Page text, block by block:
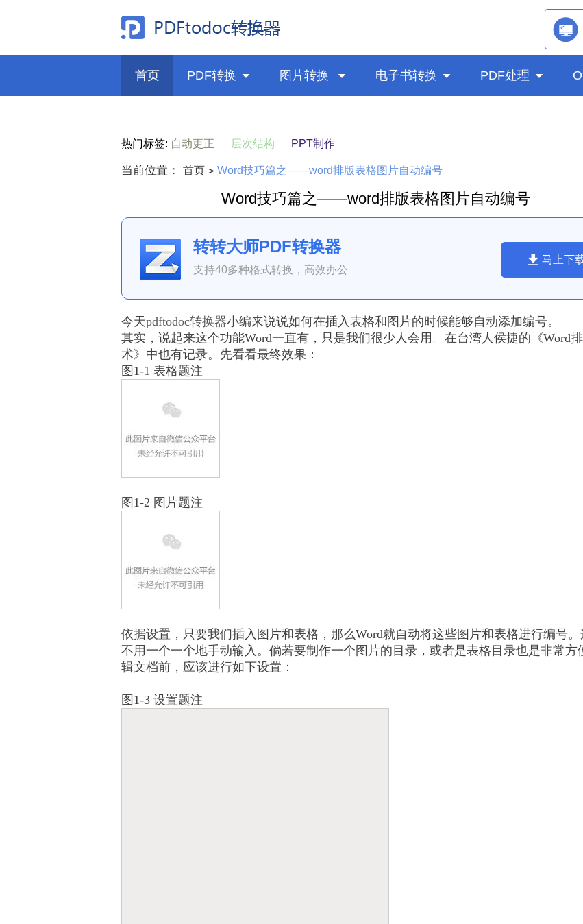
首页 PDF转换  图片转换  电子书转换  PDF处理 
热门标签: 自动更正 层次结构 PPT制作
当前位置： 首页 > Word技巧篇之——word排版表格图片自动编号
Word技巧篇之——word排版表格图片自动编号
转转大师PDF转换器
支持40多种格式转换，高效办公
马上下
今天pdftodoc转换器小编来说说如何在插入表格和图片的时候能够自动添加编号。
其实，说起来这个功能Word一直有，只是我们很少人会用。在台湾人侯捷的《Word
术》中也有记录。先看看最终效果：
图1-1 表格题注
图1-2 图片题注
依据设置，只要我们插入图片和表格，那么Word就自动将这些图片和表格进行编号
不用一个一个地手动输入。倘若要制作一个图片的目录，或者是表格目录也是非常方
辑文档前，应该进行如下设置：
图1-3 设置题注